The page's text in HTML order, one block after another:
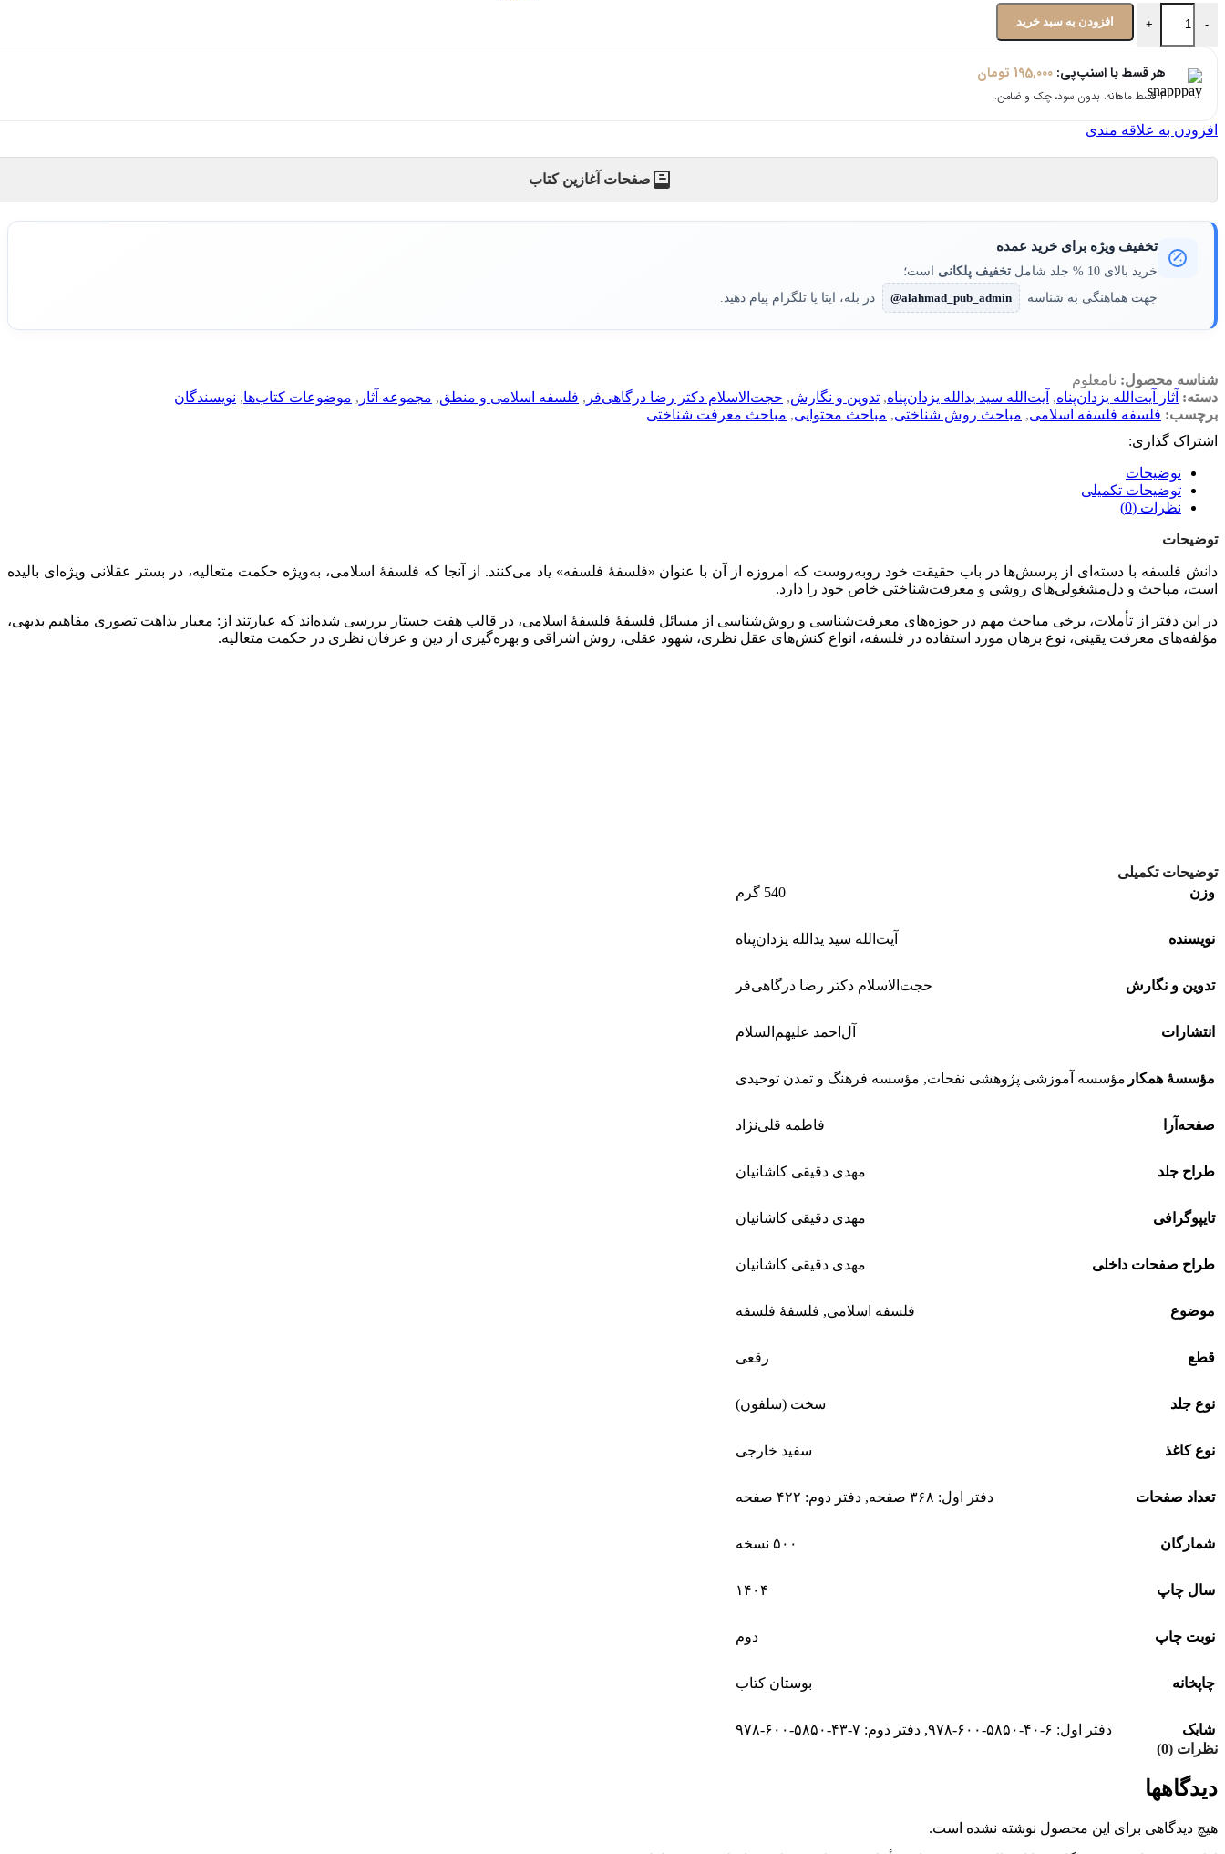
-
+ افزودن به سبد خرید
هر قسط با اسنپ‌پی: 195,000 تومان
۴ قسط ماهانه. بدون سود، چک و ضامن.
افزودن به علاقه مندی
صفحات آغازین کتاب
تخفیف ویژه برای خرید عمده
خرید بالای 10 % جلد شامل تخفیف پلکانی است؛
جهت هماهنگی به شناسه
@alahmad_pub_admin در بله، ایتا یا تلگرام پیام دهید.
شناسه محصول: نامعلوم
دسته: آثار آیت‌الله یزدان‌پناه, آیت‌الله سید یدالله یزدان‌پناه, تدوین و نگارش, حجت‌الاسلام دکتر رضا درگاهی‌فر , فلسفه اسلامی و منطق, مجموعه آثار , موضوعات کتاب‌ها, نویسندگان
برچسب: فلسفه فلسفه اسلامی, مباحث روش شناختی, مباحث محتوایی, مباحث معرفت شناختی
اشتراک گذاری:
توضیحات
توضیحات تکمیلی
نظرات (0)
توضیحات
دانش فلسفه با دسته‌ای از پرسش‌ها در باب حقیقت خود روبه‌روست که امروزه از آن با عنوان «فلسفۀ فلسفه» یاد می‌کنند. از آنجا که فلسفۀ اسلامی، به‌ویژه حکمت متعالیه، در بستر عقلانی ویژه‌ای بالیده
است، مباحث و دل‌مشغولی‌های روشی و معرفت‌شناختی خاص خود را دارد.
در این دفتر از تأملات، برخی مباحث مهم در حوزه‌های معرفت‌شناسی و روش‌شناسی از مسائل فلسفۀ فلسفۀ اسلامی، در قالب هفت جستار بررسی شده‌اند که عبارتند از: معیار بداهت تصوری مفاهیم بدیهی،
مؤلفه‌های معرفت یقینی، نوع برهان مورد استفاده در فلسفه، انواع کنش‌های عقل نظری، شهود عقلی، روش اشراقی و بهره‌گیری از دین و عرفان نظری در حکمت متعالیه.
توضیحات تکمیلی
وزن
540 گرم
نویسنده آیت‌الله سید یدالله یزدان‌پناه
تدوین و نگارش حجت‌الاسلام دکتر رضا درگاهی‌فر
انتشارات آل‌احمد علیهم‌السلام
مؤسسۀ همکار مؤسسه آموزشی پژوهشی نفحات, مؤسسه فرهنگ و تمدن توحیدی
صفحه‌آرا فاطمه قلی‌نژاد
طراح جلد مهدی دقیقی کاشانیان
تایپوگرافی مهدی دقیقی کاشانیان
طراح صفحات داخلی مهدی دقیقی کاشانیان
موضوع فلسفه اسلامی, فلسفۀ فلسفه
قطع رقعی
نوع جلد سخت (سلفون)
نوع کاغذ سفید خارجی
تعداد صفحات دفتر اول: ۳۶۸ صفحه , دفتر دوم: ۴۲۲ صفحه
شمارگان ۵۰۰ نسخه
سال چاپ ۱۴۰۴
نوبت چاپ دوم
چاپخانه بوستان کتاب
شابک دفتر اول: ۶-۴۰-۵۸۵۰-۶۰۰-۹۷۸ , دفتر دوم: ۷-۴۳-۵۸۵۰-۶۰۰-۹۷۸
نظرات (0)
دیدگاهها
هیچ دیدگاهی برای این محصول نوشته نشده است.